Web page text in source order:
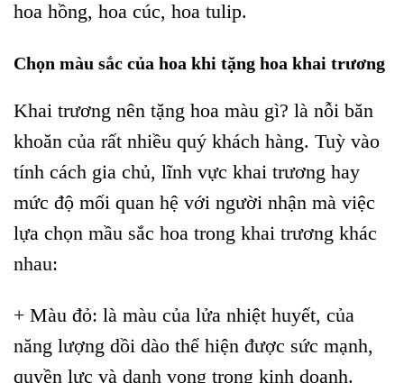
hoa hồng, hoa cúc, hoa tulip.
Chọn màu sắc của hoa khi tặng hoa khai trương
Khai trương nên tặng hoa màu gì? là nỗi băn
khoăn của rất nhiều quý khách hàng. Tuỳ vào
tính cách gia chủ, lĩnh vực khai trương hay
mức độ mối quan hệ với người nhận mà việc
lựa chọn mầu sắc hoa trong khai trương khác
nhau:
+ Màu đỏ: là màu của lửa nhiệt huyết, của
năng lượng dồi dào thể hiện được sức mạnh,
quyền lực và danh vọng trong kinh doanh.